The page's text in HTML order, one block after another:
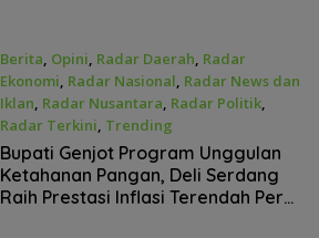
Berita, Opini, Radar Daerah, Radar
Ekonomi, Radar Nasional, Radar News dan
Iklan, Radar Nusantara, Radar Politik,
Radar Terkini, Trending
Februari 4, 2026
Bupati Genjot Program Unggulan
Ketahanan Pangan, Deli Serdang
Raih Prestasi Inflasi Terendah Per